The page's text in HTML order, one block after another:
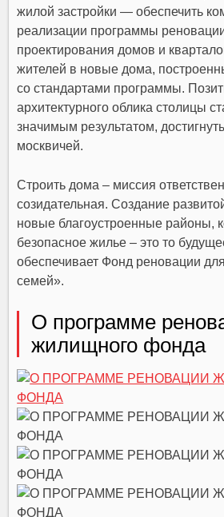
жилой застройки — обеспечить
реализации программы
проектирования домов и
жителей в новые дома,
со стандартами программы.
архитектурного облика столицы
значимым результатом,
москвичей.
Строить дома – миссия
созидательная. Создание
новые благоустроенные районы,
безопасное жилье – это то
обеспечивает Фонд реновации
семей».
О программе
жилищного фонда